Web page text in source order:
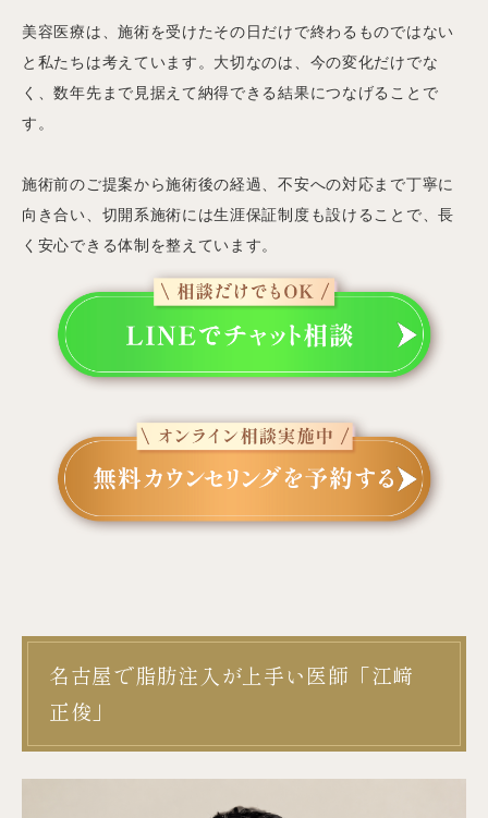
美容医療は、施術を受けたその日だけで終わるものではない
と私たちは考えています。大切なのは、今の変化だけでな
く、数年先まで見据えて納得できる結果につなげることで
す。
施術前のご提案から施術後の経過、不安への対応まで丁寧に
向き合い、切開系施術には生涯保証制度も設けることで、長
く安心できる体制を整えています。
名古屋で脂肪注入が上手い医師「江﨑
正俊」